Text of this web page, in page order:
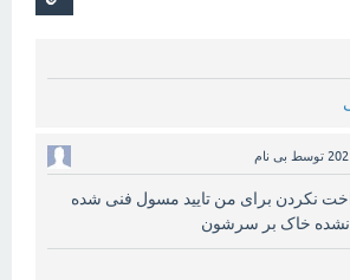
توسط بی نام
نکردن برای من تایید مسول فنی شده
نشده خاک بر سرشون